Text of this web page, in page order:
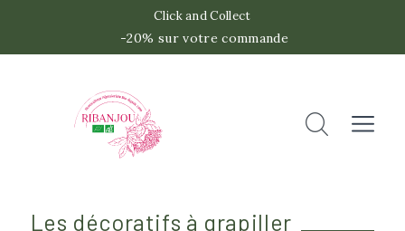
Click and Collect
-20% sur votre commande
Les décoratifs à grapiller